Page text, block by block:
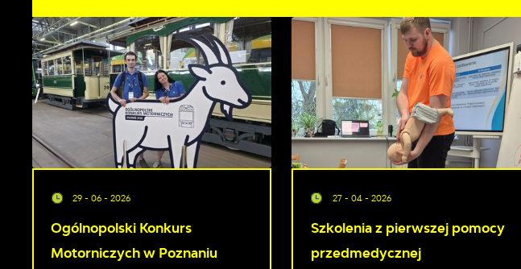
29 - 06 - 2026
Ogólnopolski Konkurs
Motorniczych w Poznaniu
27 - 04 - 2026
Szkolenia z pierwszej pomocy
przedmedycznej